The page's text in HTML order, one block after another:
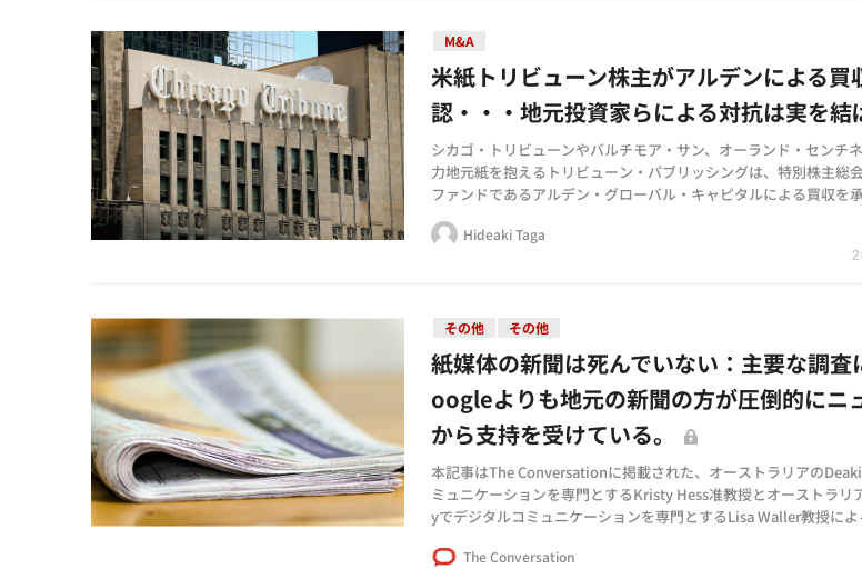
M&A
米紙トリビューン株主がアルデンによる買
認・・・地元投資家らによる対抗は実を結
シカゴ・トリビューンやバルチモア・サン、オーランド・センチ
力地元紙を抱えるトリビューン・パブリッシングは、特別株主総
ファンドであるアルデン・グローバル・キャピタルによる買収を
しました。 今年2月に契…
Hideaki Taga
その他 その他
紙媒体の新聞は死んでいない：主要な調査
oogleよりも地元の新聞の方が圧倒的にニ
から支持を受けている。
本記事はThe Conversationに掲載された、オーストラリアの
ミュニケーションを専門とするKristy Hess准教授とオーストラ
yでデジタルコミュニケーションを専門とするLisa Waller教授によ
The Conversation